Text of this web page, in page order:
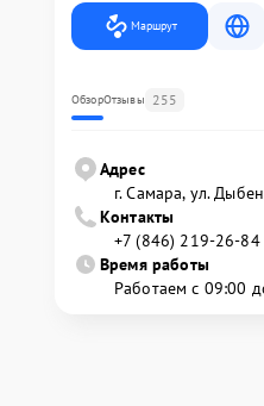
Маршрут
ОбзорОтзывы 255
Адрес
г. Самара, ул.
Контакты
+7 (846) 219-26-84
Время работы
Работаем с 09:00